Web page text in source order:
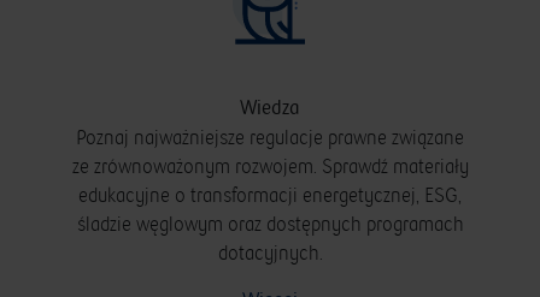
Wiedza
Poznaj najważniejsze regulacje prawne związane
ze zrównoważonym rozwojem. Sprawdź materiały
edukacyjne o transformacji energetycznej, ESG,
śladzie węglowym oraz dostępnych programach
dotacyjnych.